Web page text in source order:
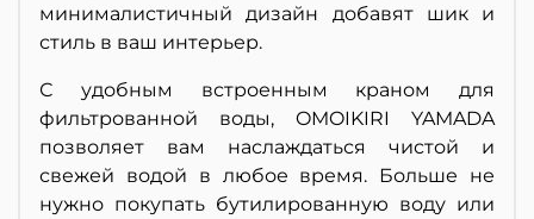
минималистичный дизайн добавят шик и
стиль в ваш интерьер.
С удобным встроенным краном для
фильтрованной воды, OMOIKIRI YAMADA
позволяет вам наслаждаться чистой и
свежей водой в любое время. Больше не
нужно покупать бутилированную воду или